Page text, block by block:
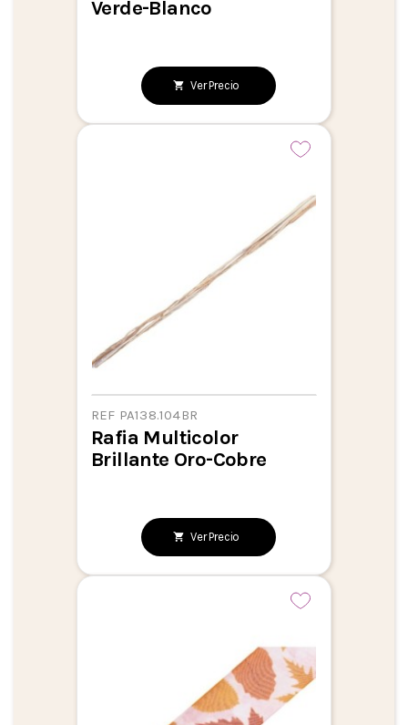
Verde-Blanco
Ver Precio
REF PA138.104BR
Rafia Multicolor
Brillante Oro-Cobre
Ver Precio